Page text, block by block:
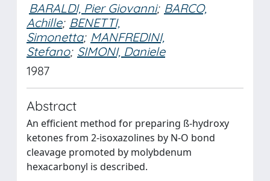
BARALDI, Pier Giovanni; BARCO,
Achille; BENETTI,
Simonetta; MANFREDINI,
Stefano; SIMONI, Daniele
1987
Abstract
An efficient method for preparing ß-hydroxy
ketones from 2-isoxazolines by N-O bond
cleavage promoted by molybdenum
hexacarbonyl is described.